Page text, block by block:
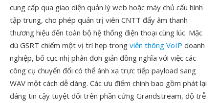
cung cấp qua giao diện quản lý web hoặc máy chủ cấu hình
tập trung, cho phép quản trị viên CNTT đẩy âm thanh
thương hiệu đến toàn bộ hệ thống điện thoại cùng lúc. Mặc
dù GSRT chiếm một vị trí hẹp trong viễn thông VoIP doanh
nghiệp, bố cục nhị phân đơn giản đồng nghĩa với việc các
công cụ chuyển đổi có thể ánh xạ trực tiếp payload sang
WAV một cách dễ dàng. Các ưu điểm chính bao gồm phát lại
đáng tin cậy tuyệt đối trên phần cứng Grandstream, độ trễ